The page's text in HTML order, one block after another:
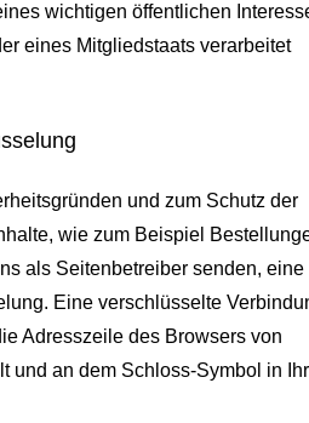
wichtigen öffentlichen
eines Mitgliedstaats verarbeitet
und zum Schutz der
wie zum Beispiel
als Seitenbetreiber senden, eine
Eine verschlüsselte
Adresszeile des Browsers von
und an dem Schloss-Symbol in